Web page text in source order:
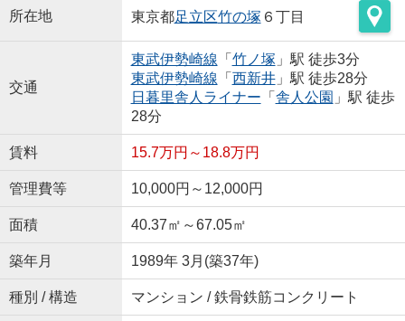
所在地 東京都足立区竹の塚 ６丁目
交通
東武伊勢崎線 「 竹ノ塚 」駅 徒歩3分
東武伊勢崎線 「 西新井」駅 徒歩28分
日暮里舎人ライナー 「 舎人公園 」駅 徒歩
28分
賃料 15.7万円～18.8万円
管理費等 10,000円～12,000円
面積 40.37㎡～67.05㎡
築年月 1989年 3月(築37年)
種別 / 構造 マンション / 鉄骨鉄筋コンクリート